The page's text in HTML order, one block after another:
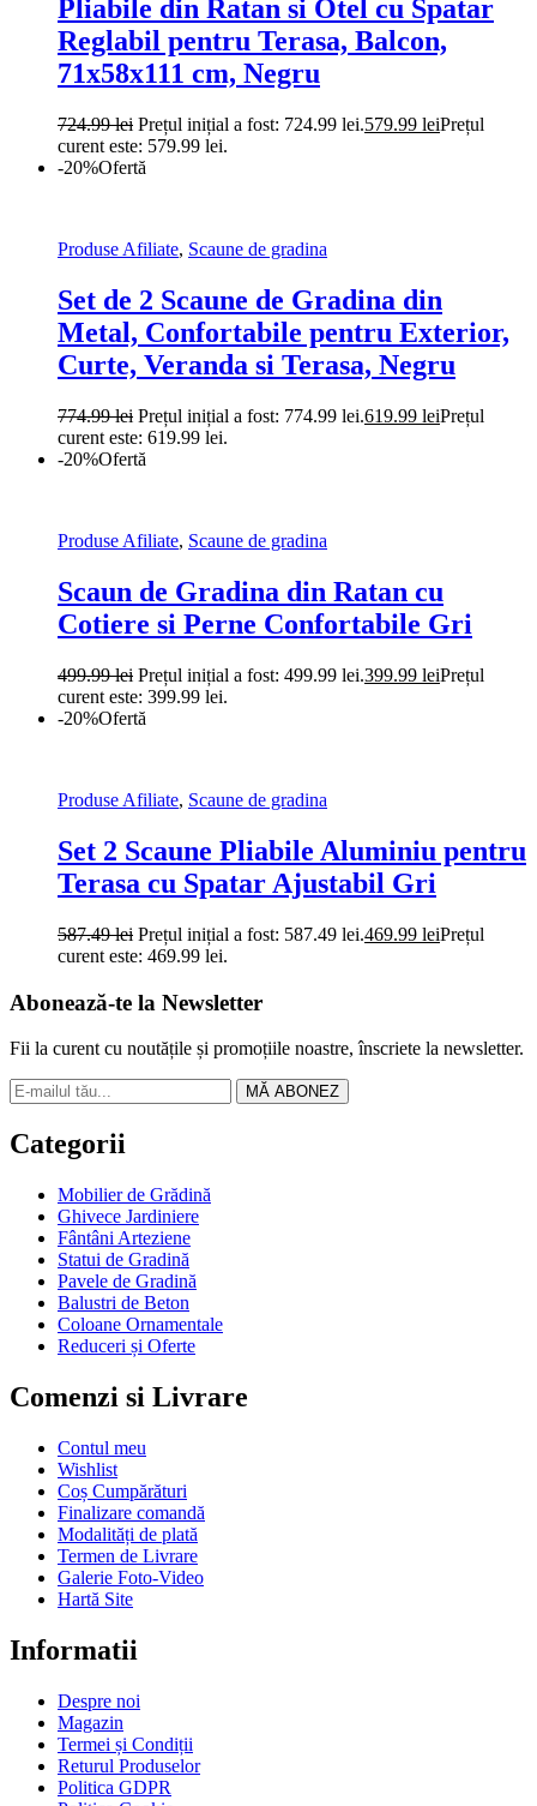
Pliabile din Ratan si Otel cu Spatar
Reglabil pentru Terasa, Balcon,
71x58x111 cm, Negru
724.99lei Prețul inițial a fost: 724.99 lei.579.99 leiPrețul
curent este: 579.99 lei.
-20%Ofertă
Produse Afiliate, Scaune de gradina
Set de 2 Scaune de Gradina din
Metal, Confortabile pentru Exterior,
Curte, Veranda si Terasa, Negru
774.99lei Prețul inițial a fost: 774.99 lei.619.99 leiPrețul
curent este: 619.99 lei.
-20%Ofertă
Produse Afiliate, Scaune de gradina
Scaun de Gradina din Ratan cu
Cotiere si Perne Confortabile Gri
499.99lei Prețul inițial a fost: 499.99 lei.399.99 leiPrețul
curent este: 399.99 lei.
-20%Ofertă
Produse Afiliate, Scaune de gradina
Set 2 Scaune Pliabile Aluminiu pentru
Terasa cu Spatar Ajustabil Gri
587.49lei Prețul inițial a fost: 587.49 lei.469.99 leiPrețul
curent este: 469.99 lei.
Abonează-te la Newsletter
Fii la curent cu noutățile și promoțiile noastre, înscriete la newsletter.
MĂ ABONEZ
Categorii
Mobilier de Grădină
Ghivece Jardiniere
Fântâni Arteziene
Statui de Gradină
Pavele de Gradină
Balustri de Beton
Coloane Ornamentale
Reduceri și Oferte
Comenzi si Livrare
Contul meu
Wishlist
Coș Cumpărături
Finalizare comandă
Modalități de plată
Termen de Livrare
Galerie Foto-Video
Hartă Site
Informatii
Despre noi
Magazin
Termei și Condiții
Returul Produselor
Politica GDPR